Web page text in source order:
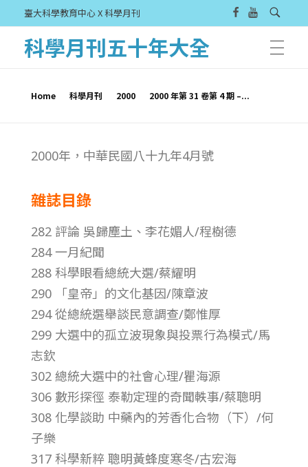
臺大科學教育中心 X 科學月刊
科學月刊五十年大全
Home 科學月刊 2000 2000 年第 31 卷第 4 期 –...
2
0
0
年
第
3
1
卷
2000年，中華民國八十九年4月號
雜誌目錄
282 評論 吳歸塵土、李花媚人/程樹德
284 一月紀聞
288 科學眼看總統大選/蔡耀明
290 「皇帝」的文化基因/陳章波
294 從總統選舉談民意調查/鄭惟厚
299 大選中的孤立波現象與投票行為模式/馬
志欽
302 總統大選中的社會心理/瞿海源
306 數形探徑 泰勒定理的奇聞軼事/蔡聰明
308 化學談助 中藥內的芳香化合物（下）/何
子樂
317 科學新粹 聰明黃蜂度寒冬/古宏海